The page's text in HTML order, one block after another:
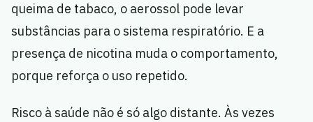
queima de tabaco, o aerossol pode levar
substâncias para o sistema respiratório. E a
presença de nicotina muda o comportamento,
porque reforça o uso repetido.
Risco à saúde não é só algo distante. Às vezes